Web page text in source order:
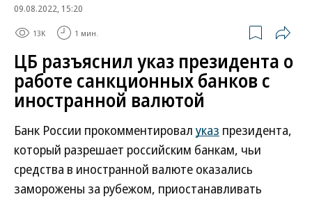
09.08.2022, 15:20
13K 1 мин.
ЦБ разъяснил указ президента о
работе санкционных банков с
иностранной валютой
Банк России прокомментировал указ президента,
который разрешает российским банкам, чьи
средства в иностранной валюте оказались
заморожены за рубежом, приостанавливать